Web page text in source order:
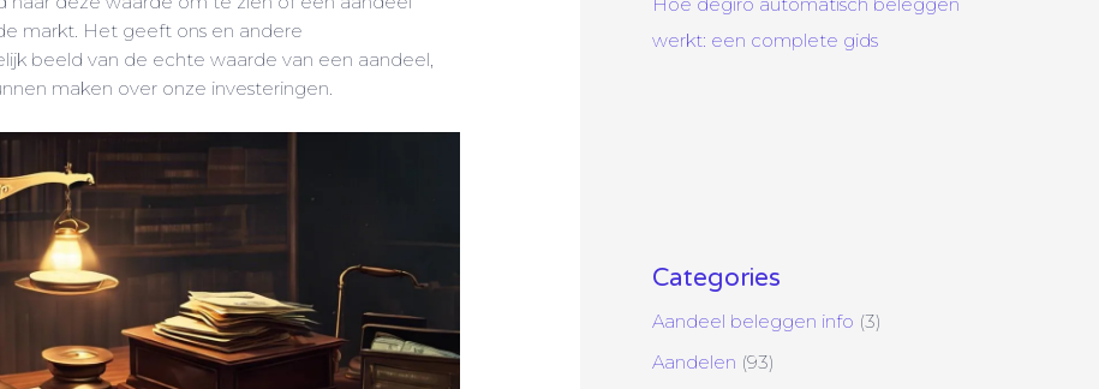
markt. Het geeft ons en andere
beeld van de echte waarde van een aandeel,
maken over onze investeringen.
Hoe degiro automatisch beleggen
werkt: een complete gids
Categories
Aandeel beleggen info (3)
Aandelen (93)